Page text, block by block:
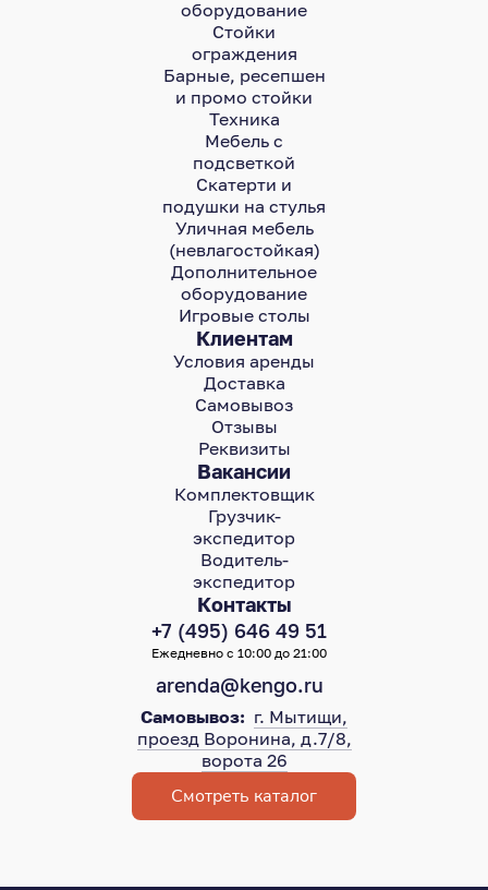
Контакты
+7 (495) 646 49 51
Ежедневно с 10:00 до 21:00
arenda@kengo.ru
Самовывоз: г. Мытищи,
проезд Воронина, д.7/8,
ворота 26
Смотреть каталог
Клиентам
Условия аренды
Доставка
Самовывоз
Отзывы
Реквизиты
Вакансии
Комплектовщик
Грузчик-
экспедитор
Водитель-
экспедитор
оборудование
Стойки
ограждения
Барные, ресепшен
и промо стойки
Техника
Мебель с
подсветкой
Скатерти и
подушки на стулья
Уличная мебель
(невлагостойкая)
Дополнительное
оборудование
Игровые столы